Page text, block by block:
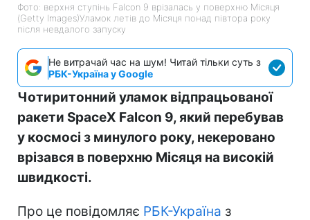
Фото: верхня ступінь Falcon 9 врізалась у поверхню Місяця
(Getty Images)Уламок летів до Місяця понад півтора року
після невдалого запуску
Не витрачай час на шум! Читай тільки суть з
РБК-Україна у Google
Чотиритонний уламок відпрацьованої
ракети SpaceX Falcon 9, який перебував
у космосі з минулого року, некеровано
врізався в поверхню Місяця на високій
швидкості.
Про це повідомляє РБК-Україна з